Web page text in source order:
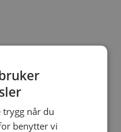
når du
benytter vi